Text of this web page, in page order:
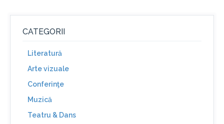
CATEGORII
Literatură
Arte vizuale
Conferinţe
Muzică
Teatru & Dans